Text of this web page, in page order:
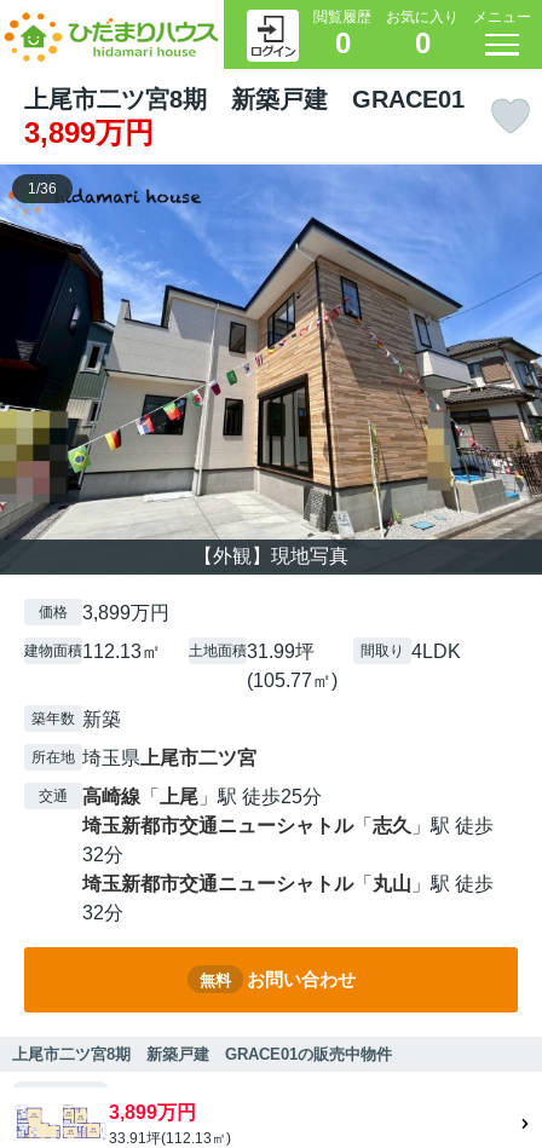
閲覧履歴
0
お気に入り
0
メニュー
上尾市二ツ宮8期 新築戸建 GRACE01
3,899万円
【外観】現地写真
1/36
価格 3,899万円
建物面積112.13㎡ 土地面積31.99坪
(105.77㎡)
間取り 4LDK
築年数 新築
所在地 埼玉県 上尾市二ツ宮
交通 高崎線 「 上尾 」駅 徒歩25分
埼玉新都市交通ニューシャトル「 志久 」駅 徒歩
32分
埼玉新都市交通ニューシャトル「 丸山 」駅 徒歩
32分
無料 お問い合わせ
上尾市二ツ宮8期 新築戸建 GRACE01の販売中物件
3,899万円
33.91坪(112.13㎡)